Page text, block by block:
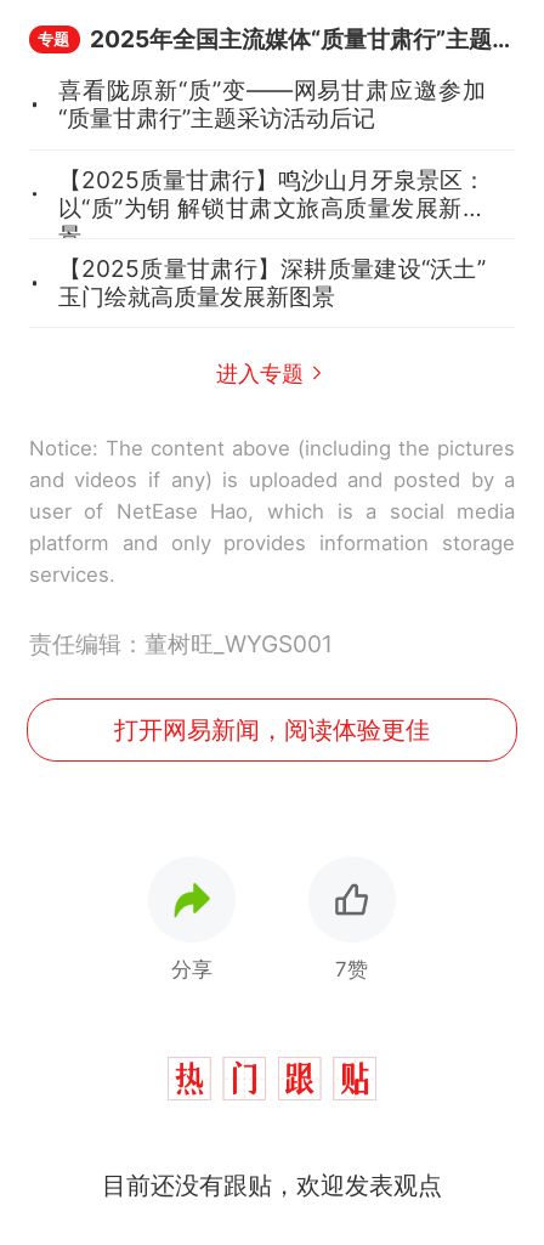
专题
2025年全国主流媒体“质量甘肃行”主题采访活动
喜看陇原新“质”变——网易甘肃应邀参加
“质量甘肃行”主题采访活动后记
【2025质量甘肃行】鸣沙山月牙泉景区：
以“质”为钥 解锁甘肃文旅高质量发展新图
景
【2025质量甘肃行】深耕质量建设“沃土”
玉门绘就高质量发展新图景
进入专题
Notice: The content above (including the pictures
and videos if any) is uploaded and posted by a
user of NetEase Hao, which is a social media
platform and only provides information storage
services.
责任编辑：董树旺_WYGS001
打开网易新闻，阅读体验更佳
分享 7赞
目前还没有跟贴，欢迎发表观点